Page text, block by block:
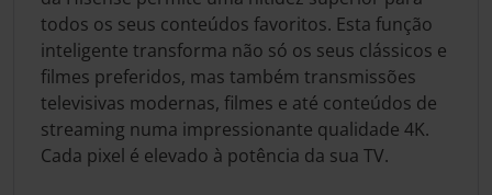
todos os seus conteúdos favoritos. Esta função
inteligente transforma não só os seus clássicos e
filmes preferidos, mas também transmissões
televisivas modernas, filmes e até conteúdos de
streaming numa impressionante qualidade 4K.
Cada pixel é elevado à potência da sua TV.